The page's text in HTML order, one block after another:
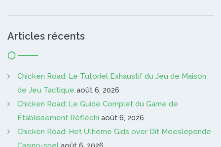
Articles récents
Chicken Road: Le Tutoriel Exhaustif du Jeu de Maison
de Jeu Tactique août 6, 2026
Chicken Road: Le Guide Complet du Game de
Établissement Réfléchi août 6, 2026
Chicken Road: Het Ultieme Gids over Dit Meeslepende